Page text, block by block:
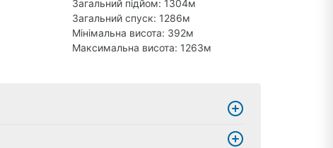
Загальний підйом: 1304м
Загальний спуск: 1286м
Мінімальна висота: 392м
Максимальна висота: 1263м